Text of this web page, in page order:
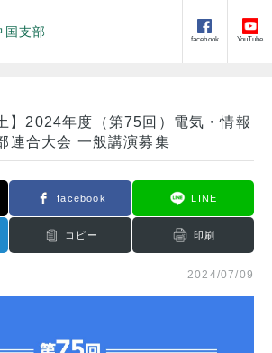
国支部
facebook YouTube
】2024年度（第75回）電気・情報
連合大会 一般講演募集
facebook LINE
コピー 印刷
2024/07/09